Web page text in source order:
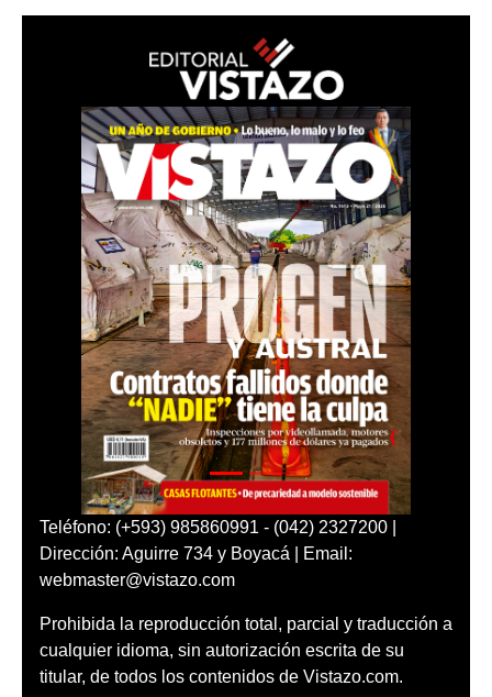
Teléfono: (+593) 985860991 - (042) 2327200 |
Dirección: Aguirre 734 y Boyacá | Email:
webmaster@vistazo.com
Prohibida la reproducción total, parcial y traducción a
cualquier idioma, sin autorización escrita de su
titular, de todos los contenidos de Vistazo.com.